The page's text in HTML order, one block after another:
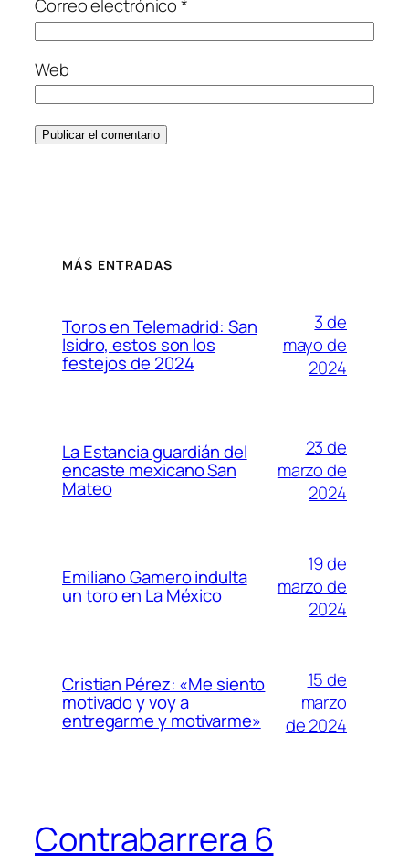
Correo electrónico*
Web
MÁS ENTRADAS
Toros en Telemadrid: San
Isidro, estos son los
festejos de 2024
3 de
mayo de
2024
La Estancia guardián del
encaste mexicano San
Mateo
23 de
marzo de
2024
Emiliano Gamero indulta
un toro en La México
19 de
marzo de
2024
Cristian Pérez: «Me siento
motivado y voy a
entregarme y motivarme»
15 de
marzo
de 2024
Contrabarrera 6